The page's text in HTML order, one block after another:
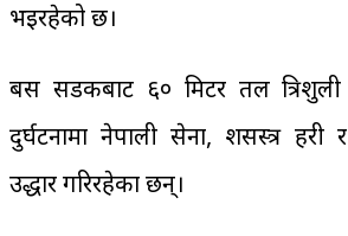
भइरहेको छ।
बस सडकबाट ६० मिटर तल त्रिशुली
दुर्घटनामा नेपाली सेना, शसस्त्र
उद्धार गरिरहेका छन्।